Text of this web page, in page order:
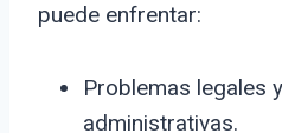
puede enfrentar:
Problemas legales
administrativas.